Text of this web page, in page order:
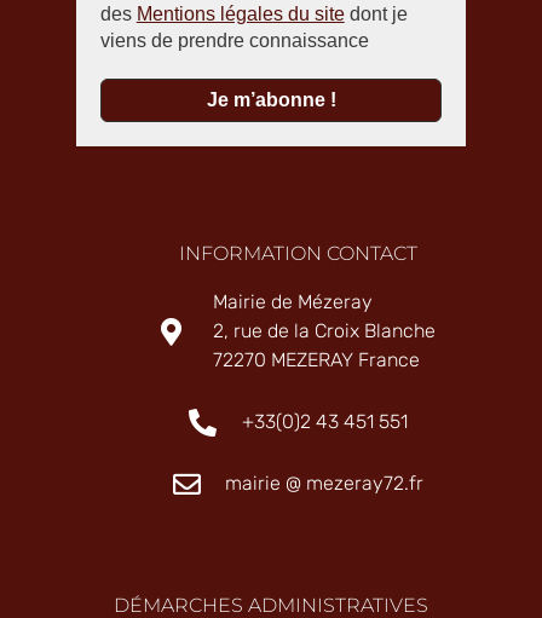
des Mentions légales du sitedont je
viens de prendre connaissance
INFORMATION CONTACT
Mairie de Mézeray
2, rue de la Croix Blanche
72270 MEZERAY France
+33(0)2 43 451 551
mairie @ mezeray72.fr
DÉMARCHES ADMINISTRATIVES